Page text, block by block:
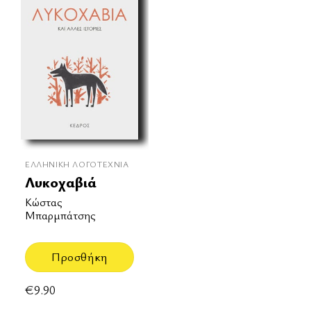
ΕΛΛΗΝΙΚΉ ΛΟΓΟΤΕΧΝΊΑ
Λυκοχαβιά
Κώστας
Μπαρμπάτσης
Προσθήκη
€9.90